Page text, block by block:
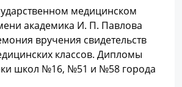
медицинском
академика И. П. Павлова
вручения свидетельств
классов. Дипломы
школ №16, №51 и №58 города